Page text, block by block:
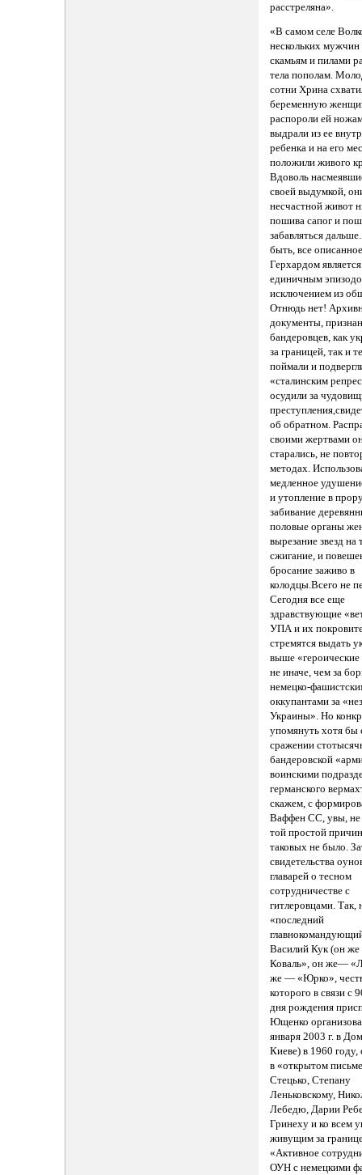
расстреляна».
«В самом селе
нескольких мужчин
скамьям и пилами
тела пополам.
сотни Хрина
беременную
распороли ей
выдрали из ее
ребенка и на его
положили живого
Вдоволь
своей выдумкой,
несчастной живот
пошива сапог и
забавляться
быть, все
Герхардом
единичным
исключением из
Отнюдь нет!
документы,
бандеровцев, как
за границей, так и
поймали и
«сталинским
осудили за
об обратном.
своими жертвами
старались, не
методах.
медленное
и утопление в
забивание
половые органы
вырезание звезд на
сжигание, и
бросание заживо в
колодцы.Всего не
Сегодня все еще
здравствующие
УПА и их
стремятся выдать
выше «героические
не иначе, чем за
немецко-
оккупантами за
Украины». Но
упомянуть хотя бы
сражении
бандеровской
воинскими
германского
скажем, с
Ваффен СС, увы, не
той простой
таковых не было.
свидетельства
главарей о тесном
сотрудничестве с
гитлеровцами. Так,
«последний
Василий Кук (он же
Коваль», он же—
же — «Юрко»,
которого в связи с
дня рождения
Ющенко
января 2003 г. в
Киеве) в 1960 году,
в «открытом
Стецько, Степану
Леньковскому,
Лебедю, Дарии
Гринеху и ко всем
живущим за
«Активное
ОУН с немецкими